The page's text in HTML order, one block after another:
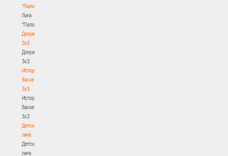
"Палова"
Лига
"Палова"
Документы
3х3
Документы
3х3
История
баскетбола
3х3
История
баскетбола
3х3
Детская
лига
Детская
лига